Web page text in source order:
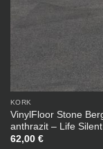
KORK
VinylFloor Stone
anthrazit – Life Silent
62,00 €